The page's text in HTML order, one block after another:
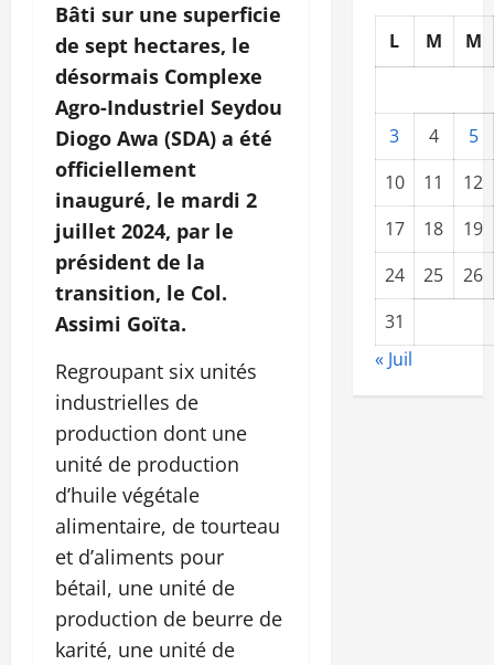
Bâti sur une superficie
de sept hectares, le
désormais Complexe
Agro-Industriel Seydou
Diogo Awa (SDA) a été
officiellement
inauguré, le mardi 2
juillet 2024, par le
président de la
transition, le Col.
Assimi Goïta.
Regroupant six unités
industrielles de
production dont une
unité de production
d’huile végétale
alimentaire, de tourteau
et d’aliments pour
bétail, une unité de
production de beurre de
karité, une unité de
L M M
3 4
5
10
11
12
17
18
19
24
25
26
31
« Juil